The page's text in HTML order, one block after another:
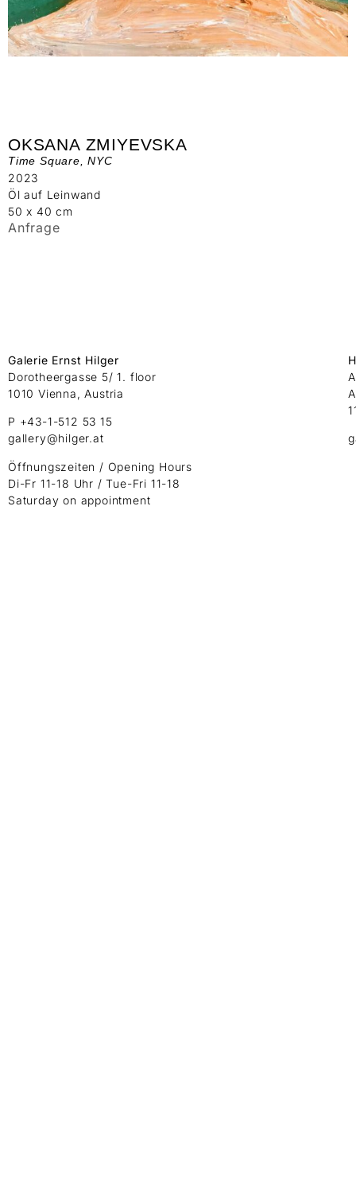
OKSANA ZMIYEVSKA
Time Square, NYC
2023
Öl auf Leinwand
50 x 40 cm
Anfrage
Galerie Ernst Hilger
Dorotheergasse 5/ 1. floor
1010 Vienna, Austria
P +43-1-512 53 15
gallery@hilger.at
Öffnungszeiten / Opening Hours
Di-Fr 11-18 Uhr / Tue-Fri 11-18
Saturday on appointment